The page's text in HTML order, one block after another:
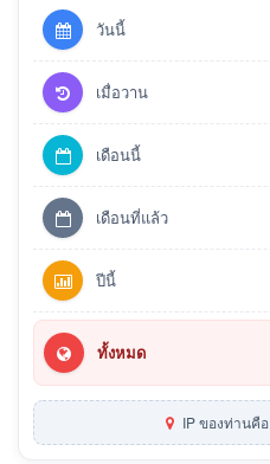
วันนี้
เมื่อวาน
เดือนนี้
เดือนที่แล้ว
ปีนี้
ทั้งหมด
IP ของท่านคือ